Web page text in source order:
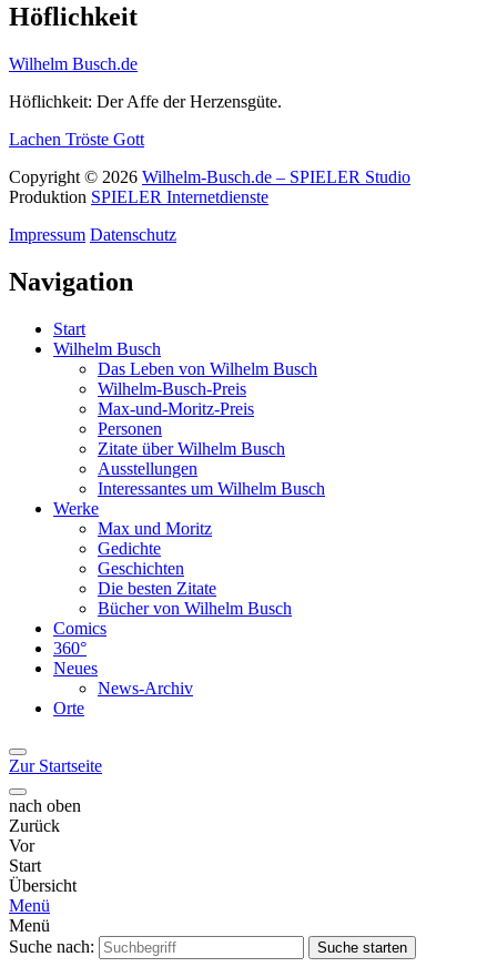
Höflichkeit
Wilhelm Busch.de
Höflichkeit: Der Affe der Herzensgüte.
Lachen Tröste Gott
Copyright © 2026 Wilhelm-Busch.de – SPIELER Studio
Produktion SPIELER Internetdienste
Impressum Datenschutz
Navigation
Start
Wilhelm Busch
Das Leben von Wilhelm Busch
Wilhelm-Busch-Preis
Max-und-Moritz-Preis
Personen
Zitate über Wilhelm Busch
Ausstellungen
Interessantes um Wilhelm Busch
Werke
Max und Moritz
Gedichte
Geschichten
Die besten Zitate
Bücher von Wilhelm Busch
Comics
360°
Neues
News-Archiv
Orte
Zur Startseite
nach oben
Zurück
Vor
Start
Übersicht
Menü
Menü
Suche nach:
Suche starten